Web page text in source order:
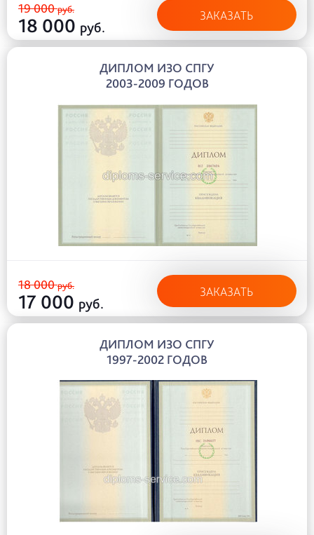
19 000руб.
18 000 руб.
ЗАКАЗАТЬ
ДИПЛОМ ИЗО СПГУ
2003-2009 ГОДОВ
18 000руб.
17 000 руб.
ЗАКАЗАТЬ
ДИПЛОМ ИЗО СПГУ
1997-2002 ГОДОВ